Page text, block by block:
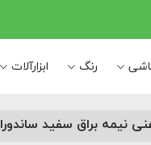
رنگ ابزارآلات
براق سفید ساندورا 2500 گالن 4 کیلویی